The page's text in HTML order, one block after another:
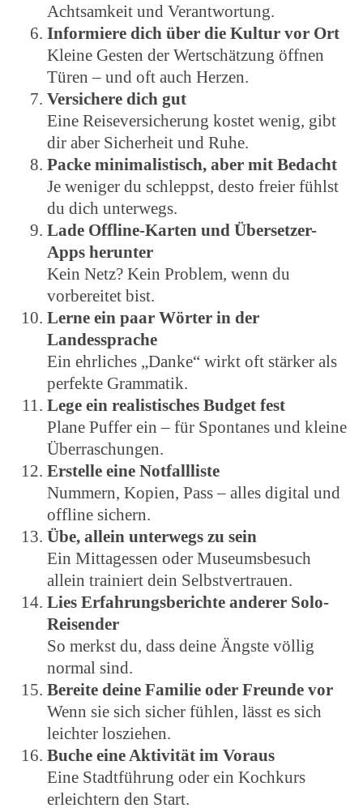
Achtsamkeit und Verantwortung.
Informiere dich über die Kultur vor Ort
Kleine Gesten der Wertschätzung öffnen
Türen – und oft auch Herzen.
Versichere dich gut
Eine Reiseversicherung kostet wenig, gibt
dir aber Sicherheit und Ruhe.
Packe minimalistisch, aber mit Bedacht
Je weniger du schleppst, desto freier fühlst
du dich unterwegs.
Lade Offline-Karten und Übersetzer-
Apps herunter
Kein Netz? Kein Problem, wenn du
vorbereitet bist.
Lerne ein paar Wörter in der
Landessprache
Ein ehrliches „Danke“ wirkt oft stärker als
perfekte Grammatik.
Lege ein realistisches Budget fest
Plane Puffer ein – für Spontanes und kleine
Überraschungen.
Erstelle eine Notfallliste
Nummern, Kopien, Pass – alles digital und
offline sichern.
Übe, allein unterwegs zu sein
Ein Mittagessen oder Museumsbesuch
allein trainiert dein Selbstvertrauen.
Lies Erfahrungsberichte anderer Solo-
Reisender
So merkst du, dass deine Ängste völlig
normal sind.
Bereite deine Familie oder Freunde vor
Wenn sie sich sicher fühlen, lässt es sich
leichter losziehen.
Buche eine Aktivität im Voraus
Eine Stadtführung oder ein Kochkurs
erleichtern den Start.